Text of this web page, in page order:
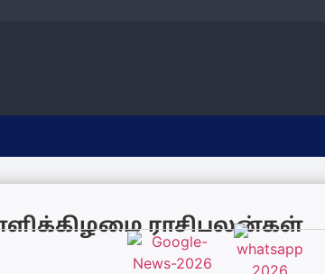
ராசிபலன்கள்